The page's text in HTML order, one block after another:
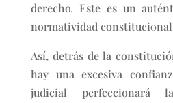
derecho. Este es un
normatividad
Así, detrás de la
hay una excesiva
judicial perfeccionará